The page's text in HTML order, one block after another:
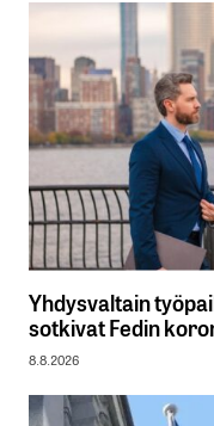
Yhdysvaltain
sotkivat Fedin
8.8.2026